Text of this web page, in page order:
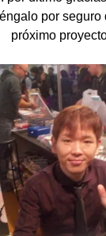
por seguro
próximo